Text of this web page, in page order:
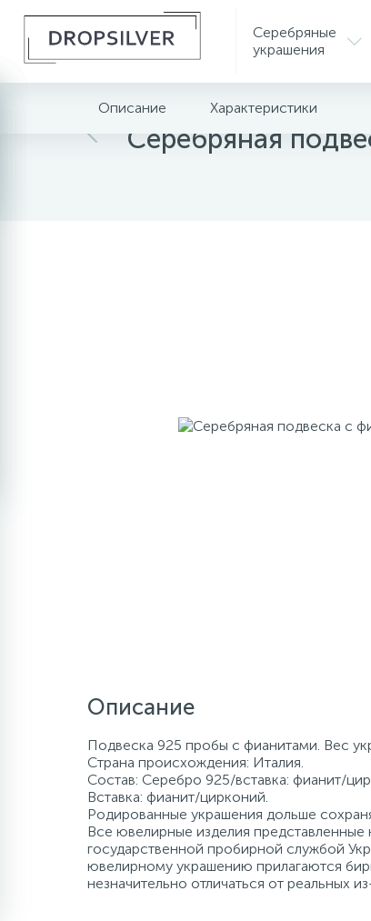
Серебряные
украшения
Главная Серебряные украшения
Серебряная
Описание Характеристики
Описание
Подвеска 925 пробы с фианитами. Вес
Страна происхождения: Италия.
Состав: Серебро 925/вставка: фианит/
Вставка: фианит/цирконий.
Родированные украшения дольше
Все ювелирные изделия представленные
государственной пробирной службой
ювелирному украшению прилагаются
незначительно отличаться от реальных